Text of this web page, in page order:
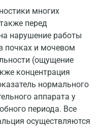
многих
перед
нарушение работы
почках и мочевом
(ощущение
концентрация
нормального
аппарата у
периода. Все
осуществляются